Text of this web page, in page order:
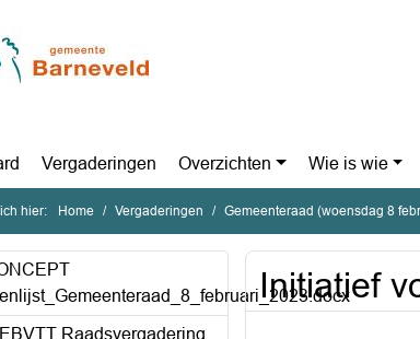
pagina
Vergaderingen Overzichten Wie is wie
hier: Home Vergaderingen Gemeenteraad (woensdag 8
Raadsvergadering
Initiatief